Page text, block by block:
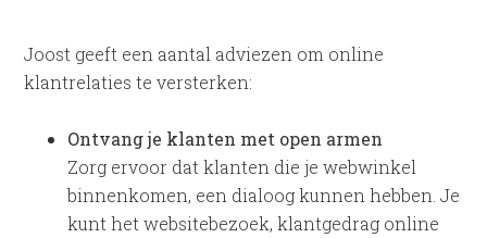
Joost geeft een aantal adviezen om online
klantrelaties te versterken:
Ontvang je klanten met open armen
Zorg ervoor dat klanten die je webwinkel
binnenkomen, een dialoog kunnen hebben. Je
kunt het websitebezoek, klantgedrag online